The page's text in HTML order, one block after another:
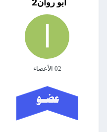
02 الأعضاء